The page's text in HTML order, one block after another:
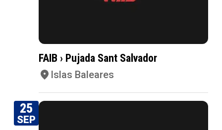
FAIB › Pujada Sant Salvador
Islas Baleares
25
SEP